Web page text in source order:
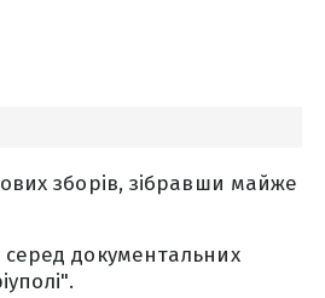
зборів, зібравши майже
серед документальних